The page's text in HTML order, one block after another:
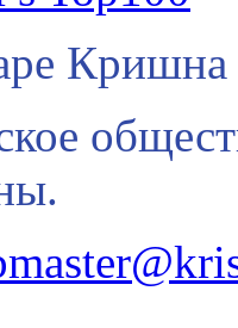
Кришна